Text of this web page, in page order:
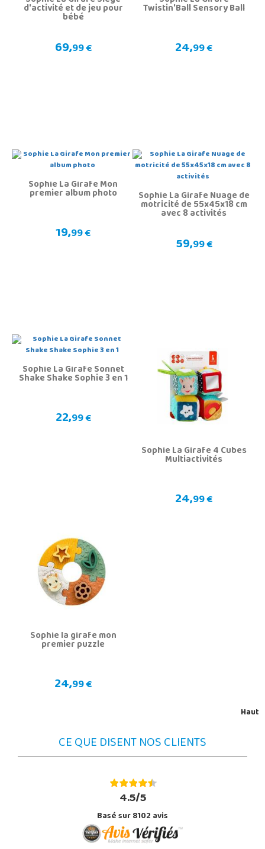
d'activité et de jeu pour
bébé
69,99 €
Twistin'Ball Sensory Ball
24,99 €
Sophie La Girafe Mon
premier album photo
19,99 €
Sophie La Girafe Nuage de
motricité de 55x45x18 cm
avec 8 activités
59,99 €
Sophie La Girafe Sonnet
Shake Shake Sophie 3 en 1
22,99 €
Sophie La Girafe 4 Cubes
Multiactivités
24,99 €
Sophie la girafe mon
premier puzzle
24,99 €
Haut
CE QUE DISENT NOS CLIENTS
4.5/5
Basé sur 8102 avis